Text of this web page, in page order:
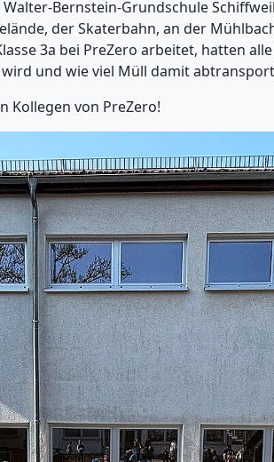
Bernstein-Grundschule
der Skaterbahn, an der
3a bei PreZero arbeitet, hatten
und wie viel Müll damit
Kollegen von PreZero!